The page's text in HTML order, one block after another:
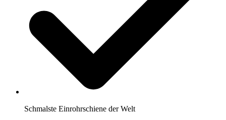
Schmalste Einrohrschiene der Welt